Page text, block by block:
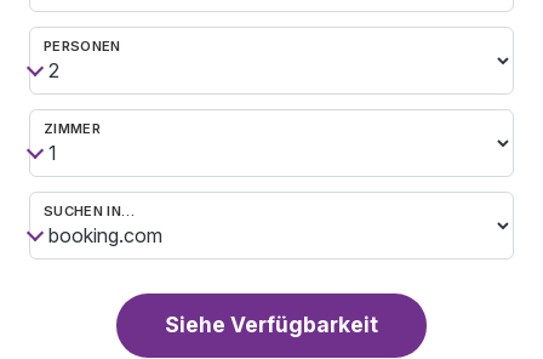
PERSONEN
ZIMMER
SUCHEN IN…
Siehe Verfügbarkeit